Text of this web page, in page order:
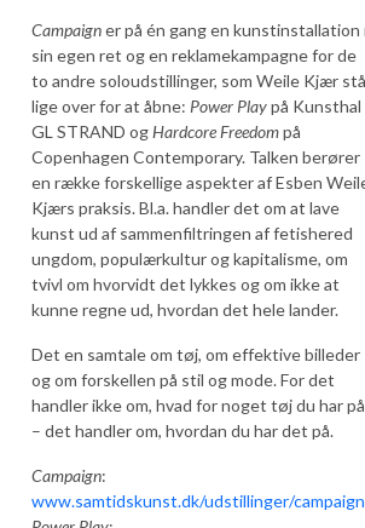
Campaigner på én gang en kunstinstallation
sin egen ret og en reklamekampagne for de
to andre soloudstillinger, som Weile Kjær
lige over for at åbne: Power Playpå Kunsthal
GL STRAND ogHardcore Freedompå
Copenhagen Contemporary. Talken berører
en række forskellige aspekter af Esben
Kjærs praksis. Bl.a. handler det om at lave
kunst ud af sammenfiltringen af fetishered
ungdom, populærkultur og kapitalisme, om
tvivl om hvorvidt det lykkes og om ikke at
kunne regne ud, hvordan det hele lander.
Det en samtale om tøj, om effektive billeder
og om forskellen på stil og mode. For det
handler ikke om, hvad for noget tøj du har på
– det handler om, hvordan du har det på.
Campaign:
www.samtidskunst.dk/udstillinger/campaign